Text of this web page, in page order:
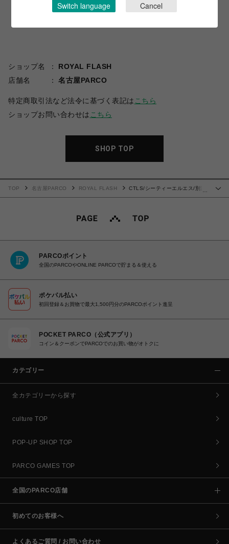
ショップ名
ROYAL FLASH
店舗名
名古屋PARCO
特定商取引法など法令に基づく表記は こちら
ショップお問い合わせは こちら
SHOP TOP
…
TOP 名古屋PARCO ROYAL FLASH
CTLS/シーティーエルエス/別注
PARCOポイント
全国のPARCOやONLINE PARCOで貯まる＆使える
ポケパル払い
初回登録＆お買物で最大1,500円分のPARCOポイント進呈
POCKET PARCO（公式アプリ）
コイン＆クーポンでPARCOでのお買い物がオトクに
カテゴリー
全カテゴリーから探す
culture TOP
POP-UP SHOP TOP
PARCO GAMES TOP
全国のPARCO店舗
初めてのお客様へ
よくあるご質問 / お問い合わせ
Switch language Cancel